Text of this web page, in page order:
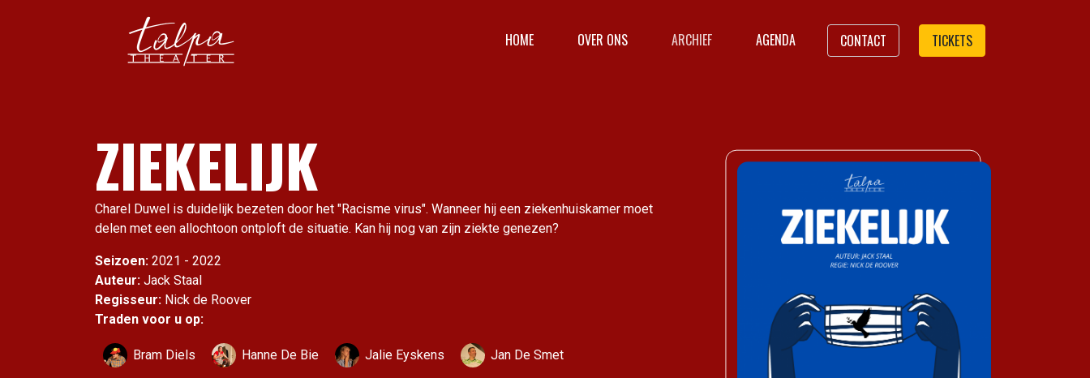
HOME OVER ONS ARCHIEF AGENDA CONTACT TICKETS
ZIEKELIJK
Charel Duwel is duidelijk bezeten door het "Racisme virus". Wanneer hij een ziekenhuiskamer moet
delen met een allochtoon ontploft de situatie. Kan hij nog van zijn ziekte genezen?
Seizoen: 2021 - 2022
Auteur: Jack Staal
Regisseur: Nick de Roover
Traden voor u op:
Bram Diels Hanne De Bie Jalie Eyskens Jan De Smet